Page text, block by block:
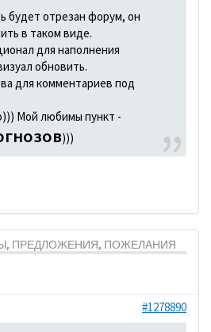
будет отрезан форум, он
в таком виде.
для наполнения
обновить.
для комментариев под
Мой любимы пункт -
)))
ПРЕДЛОЖЕНИЯ, ПОЖЕЛАНИЯ
#1278890